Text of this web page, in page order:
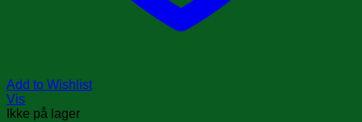
Add to Wishlist
Vis
Ikke på lager